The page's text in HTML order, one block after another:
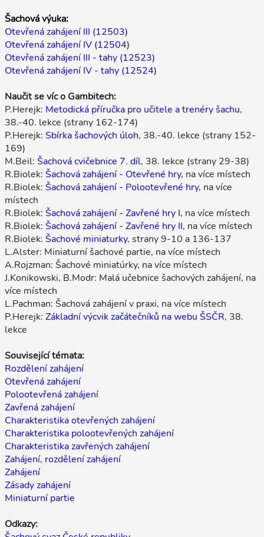
Šachová výuka:
Otevřená zahájení III (12503)
Otevřená zahájení IV (12504)
Otevřená zahájení III - tahy (12523)
Otevřená zahájení IV - tahy (12524)
Naučit se víc o Gambitech:
P.Herejk: Metodická příručka pro učitele a trenéry šachu,
38.-40. lekce (strany 162-174)
P.Herejk: Sbírka šachových úloh, 38.-40. lekce (strany 152-
169)
M.Beil: Šachová cvičebnice 7. díl, 38. lekce (strany 29-38)
R.Biolek: Šachová zahájení - Otevřené hry, na více místech
R.Biolek: Šachová zahájení - Polootevřené hry, na více
místech
R.Biolek: Šachová zahájení - Zavřené hry I, na více místech
R.Biolek: Šachová zahájení - Zavřené hry II, na více místech
R.Biolek: Šachové miniaturky, strany 9-10 a 136-137
L.Alster: Miniaturní šachové partie, na více místech
A.Rojzman: Šachové miniatúrky, na více místech
J.Konikowski, B.Modr: Malá učebnice šachových zahájení, na
více místech
L.Pachman: Šachová zahájení v praxi, na více místech
P.Herejk: Základní výcvik začátečníků na webu ŠSČR, 38.
lekce
Související témata:
Rozdělení zahájení
Otevřená zahájení
Polootevřená zahájení
Zavřená zahájení
Charakteristika otevřených zahájení
Charakteristika polootevřených zahájení
Charakteristika zavřených zahájení
Zahájení, rozdělení zahájení
Zahájení
Zásady zahájení
Miniaturní partie
Odkazy: